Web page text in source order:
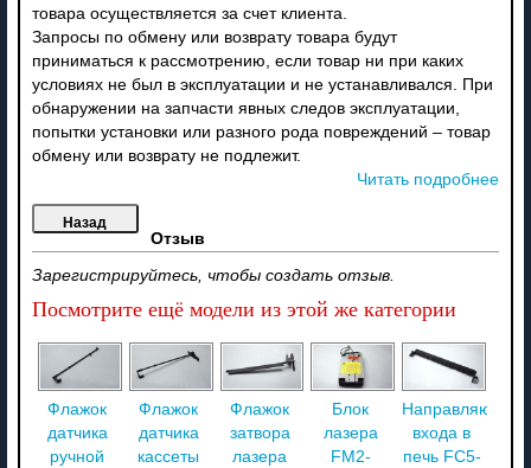
товара осуществляется за счет клиента.
Запросы по обмену или возврату товара будут
приниматься к рассмотрению, если товар ни при каких
условиях не был в эксплуатации и не устанавливался. При
обнаружении на запчасти явных следов эксплуатации,
попытки установки или разного рода повреждений – товар
обмену или возврату не подлежит.
Читать подробнее
Отзыв
Зарегистрируйтесь, чтобы создать отзыв.
Посмотрите ещё модели из этой же категории
Флажок
датчика
ручной
Флажок
датчика
кассеты
Флажок
затвора
лазера
Блок
лазера
FM2-
Направляющая
входа в
печь FC5-